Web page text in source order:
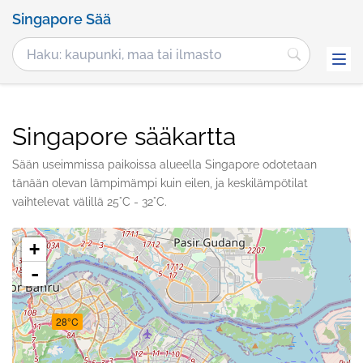
Singapore Sää
Singapore sääkartta
Sään useimmissa paikoissa alueella Singapore odotetaan
tänään olevan lämpimämpi kuin eilen, ja keskilämpötilat
vaihtelevat välillä 25°C - 32°C.
28°C
+
-